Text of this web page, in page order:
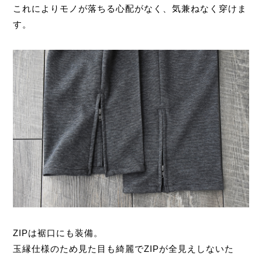
これによりモノが落ちる心配がなく、気兼ねなく穿けま
す。
ZIPは裾口にも装備。
玉縁仕様のため見た目も綺麗でZIPが全見えしないた